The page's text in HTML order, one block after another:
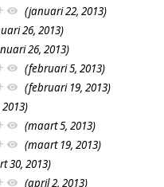
(januari 22, 2013)
26, 2013)
26, 2013)
(februari 5, 2013)
(februari 19, 2013)
(maart 5, 2013)
(maart 19, 2013)
30, 2013)
(april 2, 2013)